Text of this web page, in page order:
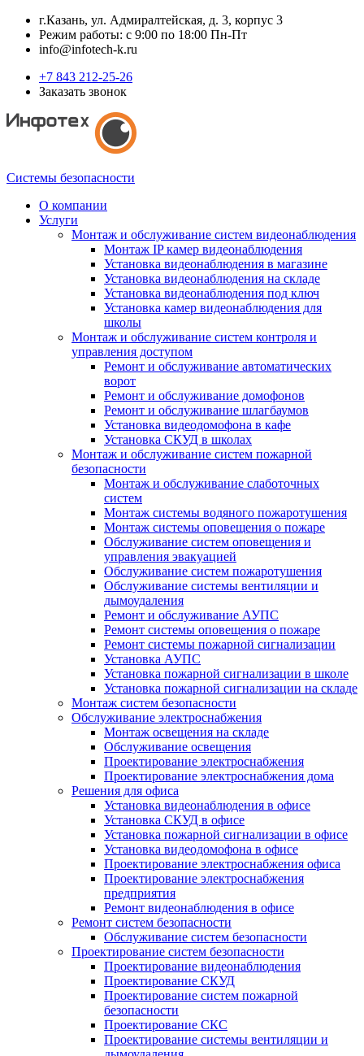
г.Казань, ул. Адмиралтейская, д. 3, корпус 3
Режим работы: с 9:00 по 18:00 Пн-Пт
info@infotech-k.ru
+7 843 212-25-26
Заказать звонок
Системы безопасности
О компании
Услуги
Монтаж и обслуживание систем видеонаблюдения
Монтаж IP камер видеонаблюдения
Установка видеонаблюдения в магазине
Установка видеонаблюдения на складе
Установка видеонаблюдения под ключ
Установка камер видеонаблюдения для
школы
Монтаж и обслуживание систем контроля и
управления доступом
Ремонт и обслуживание автоматических
ворот
Ремонт и обслуживание домофонов
Ремонт и обслуживание шлагбаумов
Установка видеодомофона в кафе
Установка СКУД в школах
Монтаж и обслуживание систем пожарной
безопасности
Монтаж и обслуживание слаботочных
систем
Монтаж системы водяного пожаротушения
Монтаж системы оповещения о пожаре
Обслуживание систем оповещения и
управления эвакуацией
Обслуживание систем пожаротушения
Обслуживание системы вентиляции и
дымоудаления
Ремонт и обслуживание АУПС
Ремонт системы оповещения о пожаре
Ремонт системы пожарной сигнализации
Установка АУПС
Установка пожарной сигнализации в школе
Установка пожарной сигнализации на складе
Монтаж систем безопасности
Обслуживание электроснабжения
Монтаж освещения на складе
Обслуживание освещения
Проектирование электроснабжения
Проектирование электроснабжения дома
Решения для офиса
Установка видеонаблюдения в офисе
Установка СКУД в офисе
Установка пожарной сигнализации в офисе
Установка видеодомофона в офисе
Проектирование электроснабжения офиса
Проектирование электроснабжения
предприятия
Ремонт видеонаблюдения в офисе
Ремонт систем безопасности
Обслуживание систем безопасности
Проектирование систем безопасности
Проектирование видеонаблюдения
Проектирование СКУД
Проектирование систем пожарной
безопасности
Проектирование СКС
Проектирование системы вентиляции и